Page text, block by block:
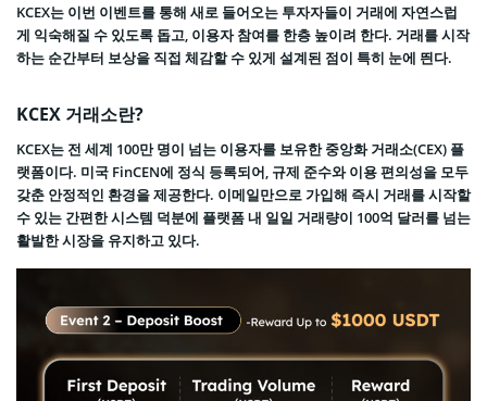
KCEX는 이번 이벤트를 통해 새로 들어오는 투자자들이 거래에 자연스럽
게 익숙해질 수 있도록 돕고, 이용자 참여를 한층 높이려 한다. 거래를 시작
하는 순간부터 보상을 직접 체감할 수 있게 설계된 점이 특히 눈에 띈다.
KCEX 거래소란?
KCEX는 전 세계 100만 명이 넘는 이용자를 보유한 중앙화 거래소(CEX) 플
랫폼이다. 미국 FinCEN에 정식 등록되어, 규제 준수와 이용 편의성을 모두
갖춘 안정적인 환경을 제공한다. 이메일만으로 가입해 즉시 거래를 시작할
수 있는 간편한 시스템 덕분에 플랫폼 내 일일 거래량이 100억 달러를 넘는
활발한 시장을 유지하고 있다.